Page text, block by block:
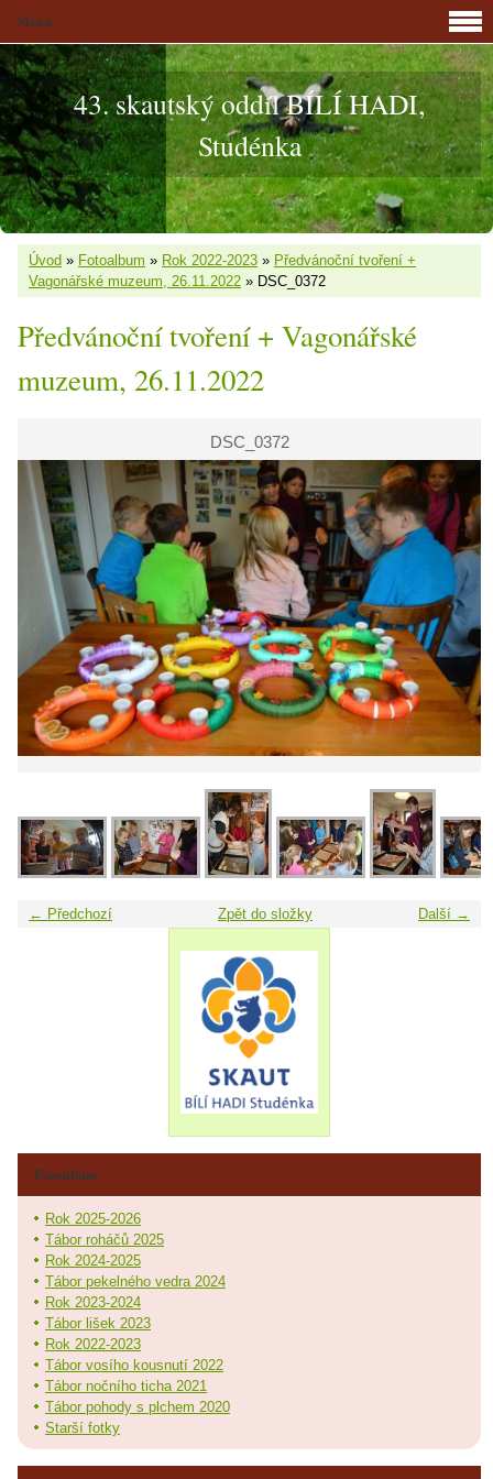
43. skautský oddíl BÍLÍ HADI,
Studénka
Úvod » Fotoalbum » Rok 2022-2023 » Předvánoční tvoření +
Vagonářské muzeum, 26.11.2022 » DSC_0372
Předvánoční tvoření + Vagonářské
muzeum, 26.11.2022
DSC_0372
← Předchozí Další →
Zpět do složky
Menu
Fotoalbum
Rok 2025-2026
Tábor roháčů 2025
Rok 2024-2025
Tábor pekelného vedra 2024
Rok 2023-2024
Tábor lišek 2023
Rok 2022-2023
Tábor vosího kousnutí 2022
Tábor nočního ticha 2021
Tábor pohody s plchem 2020
Starší fotky